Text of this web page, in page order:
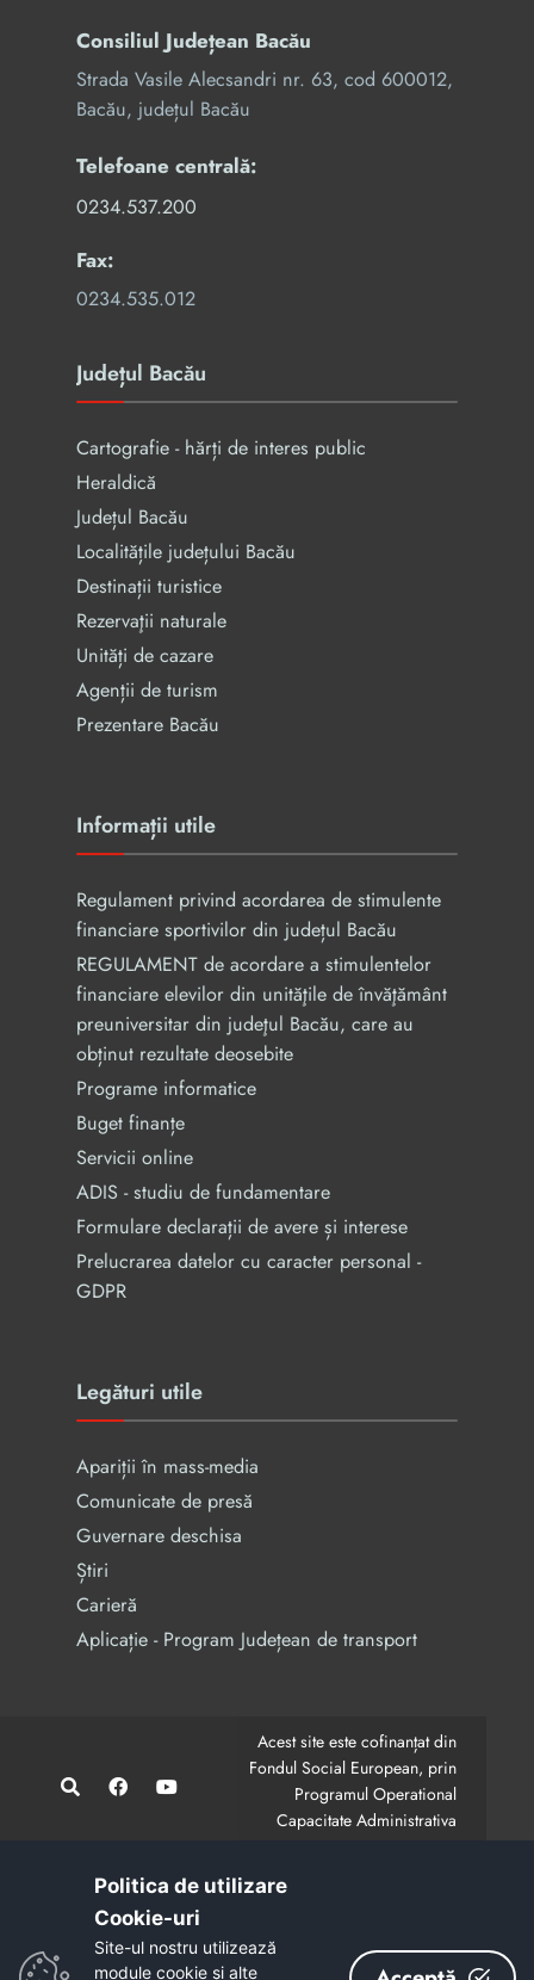
Consiliul Județean Bacău
Strada Vasile Alecsandri nr. 63, cod 600012,
Bacău, județul Bacău
Telefoane centrală:
0234.537.200
Fax:
0234.535.012
Județul Bacău
Cartografie - hărți de interes public
Heraldică
Județul Bacău
Localitățile județului Bacău
Destinații turistice
Rezervaţii naturale
Unități de cazare
Agenții de turism
Prezentare Bacău
Informații utile
Regulament privind acordarea de stimulente
financiare sportivilor din județul Bacău
REGULAMENT de acordare a stimulentelor
financiare elevilor din unităţile de învăţământ
preuniversitar din judeţul Bacău, care au
obținut rezultate deosebite
Programe informatice
Buget finanțe
Servicii online
ADIS - studiu de fundamentare
Formulare declarații de avere și interese
Prelucrarea datelor cu caracter personal -
GDPR
Legături utile
Apariții în mass-media
Comunicate de presă
Guvernare deschisa
Știri
Carieră
Aplicație - Program Județean de transport
Acest site este cofinanțat din
Fondul Social European, prin
Programul Operational
Capacitate Administrativa
CodMySmis/Sipoca: 128880/652;
Conținutul acestui site web nu reprezintă în mod
obligatoriu poziția oficială a Uniunii Europene.
Politica de utilizare
Cookie-uri‎
Site-ul nostru utilizează
module cookie și alte